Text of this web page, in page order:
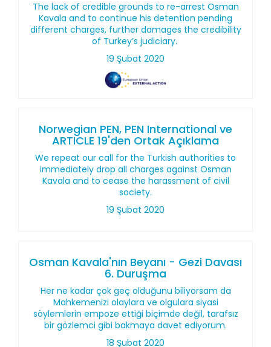
The lack of credible grounds to re-arrest Osman
Kavala and to continue his detention pending
different charges, further damages the credibility
of Turkey’s judiciary.
19 Şubat 2020
Norwegian PEN, PEN International ve
ARTICLE 19'den Ortak Açıklama
We repeat our call for the Turkish authorities to
immediately drop all charges against Osman
Kavala and to cease the harassment of civil
society.
19 Şubat 2020
Osman Kavala'nın Beyanı - Gezi Davası
6. Duruşma
Her ne kadar çok geç olduğunu biliyorsam da
Mahkemenizi olaylara ve olgulara siyasi
söylemlerin empoze ettiği biçimde değil, tarafsız
bir gözlemci gibi bakmaya davet ediyorum.
18 Şubat 2020